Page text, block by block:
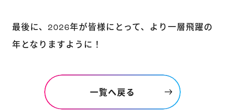
最後に、2026年が皆様にとって、より一層飛躍の
年となりますように！
一覧へ戻る